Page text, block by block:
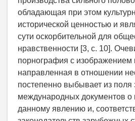
обладающая при этом
исторической ценностью и
сути оскорбительной для
нравственности [3, с. 10].
порнография с изображением
направленная в отношении
постепенно выбывает из поля
международных документов о
данному явлению и,